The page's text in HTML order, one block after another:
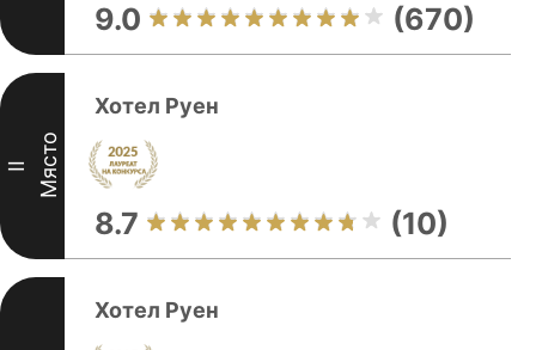
9.0 (670)
II Място
Хотел Руен
8.7 (10)
Хотел Руен